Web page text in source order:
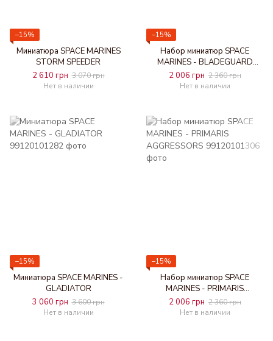
−15%
Миниатюра SPACE MARINES
STORM SPEEDER
2 610 грн 3 070 грн
Нет в наличии
−15%
Набор миниатюр SPACE
MARINES - BLADEGUARD
VETERANS
2 006 грн 2 360 грн
Нет в наличии
−15%
Миниатюра SPACE MARINES -
GLADIATOR
3 060 грн 3 600 грн
Нет в наличии
−15%
Набор миниатюр SPACE
MARINES - PRIMARIS
AGGRESSORS
2 006 грн 2 360 грн
Нет в наличии